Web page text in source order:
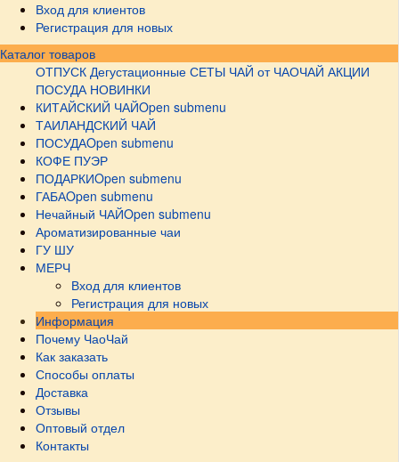
Вход для клиентов
Регистрация для новых
Каталог товаров
ОТПУСК Дегустационные СЕТЫ ЧАЙ от ЧАОЧАЙ АКЦИИ
ПОСУДА НОВИНКИ
КИТАЙСКИЙ ЧАЙOpen submenu
ТАИЛАНДСКИЙ ЧАЙ
ПОСУДАOpen submenu
КОФЕ ПУЭР
ПОДАРКИOpen submenu
ГАБАOpen submenu
Нечайный ЧАЙOpen submenu
Ароматизированные чаи
ГУ ШУ
МЕРЧ
Вход для клиентов
Регистрация для новых
Информация
Почему ЧаоЧай
Как заказать
Способы оплаты
Доставка
Отзывы
Оптовый отдел
Контакты